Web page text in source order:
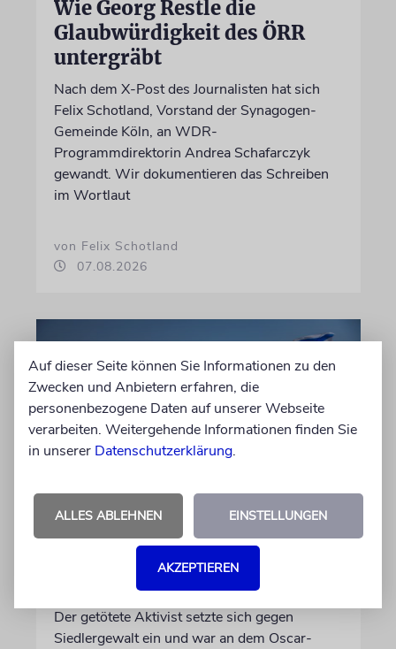
Wie Georg Restle die
Glaubwürdigkeit des ÖRR
untergräbt
Nach dem X-Post des Journalisten hat sich
Felix Schotland, Vorstand der Synagogen-
Gemeinde Köln, an WDR-
Programmdirektorin Andrea Schafarczyk
gewandt. Wir dokumentieren das Schreiben
im Wortlaut
von Felix Schotland
07.08.2026
Israelischer Siedler wegen
Tötung eines Palästinensers
angeklagt
Der getötete Aktivist setzte sich gegen
Siedlergewalt ein und war an dem Oscar-
Auf dieser Seite können Sie Informationen zu den
Zwecken und Anbietern erfahren, die
personenbezogene Daten auf unserer Webseite
verarbeiten. Weitergehende Informationen finden Sie
in unserer Datenschutzerklärung.
ALLES ABLEHNEN EINSTELLUNGEN
AKZEPTIEREN